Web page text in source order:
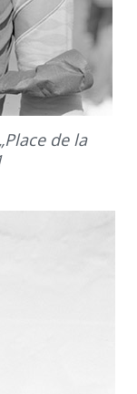
de la